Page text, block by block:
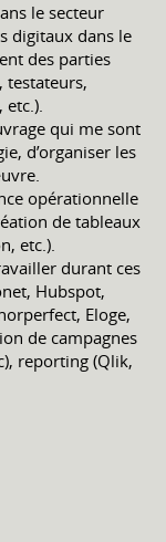
le secteur
digitaux dans le
des parties
testateurs,
etc.).
qui me sont
d’organiser les
opérationnelle
de tableaux
etc.).
durant ces
Hubspot,
Eloge,
de campagnes
reporting (Qlik,